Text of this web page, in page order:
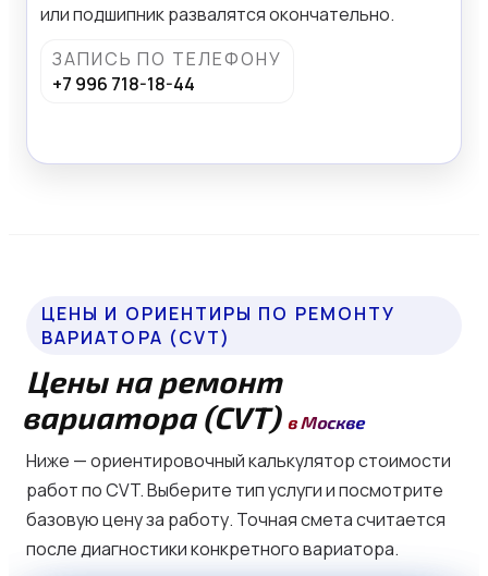
или подшипник развалятся окончательно.
ЗАПИСЬ ПО ТЕЛЕФОНУ
+7 996 718-18-44
ЦЕНЫ И ОРИЕНТИРЫ ПО РЕМОНТУ
ВАРИАТОРА (CVT)
Цены на ремонт
вариатора (CVT)в Москве
Ниже — ориентировочный калькулятор стоимости
работ по CVT. Выберите тип услуги и посмотрите
базовую цену за работу. Точная смета считается
после диагностики конкретного вариатора.